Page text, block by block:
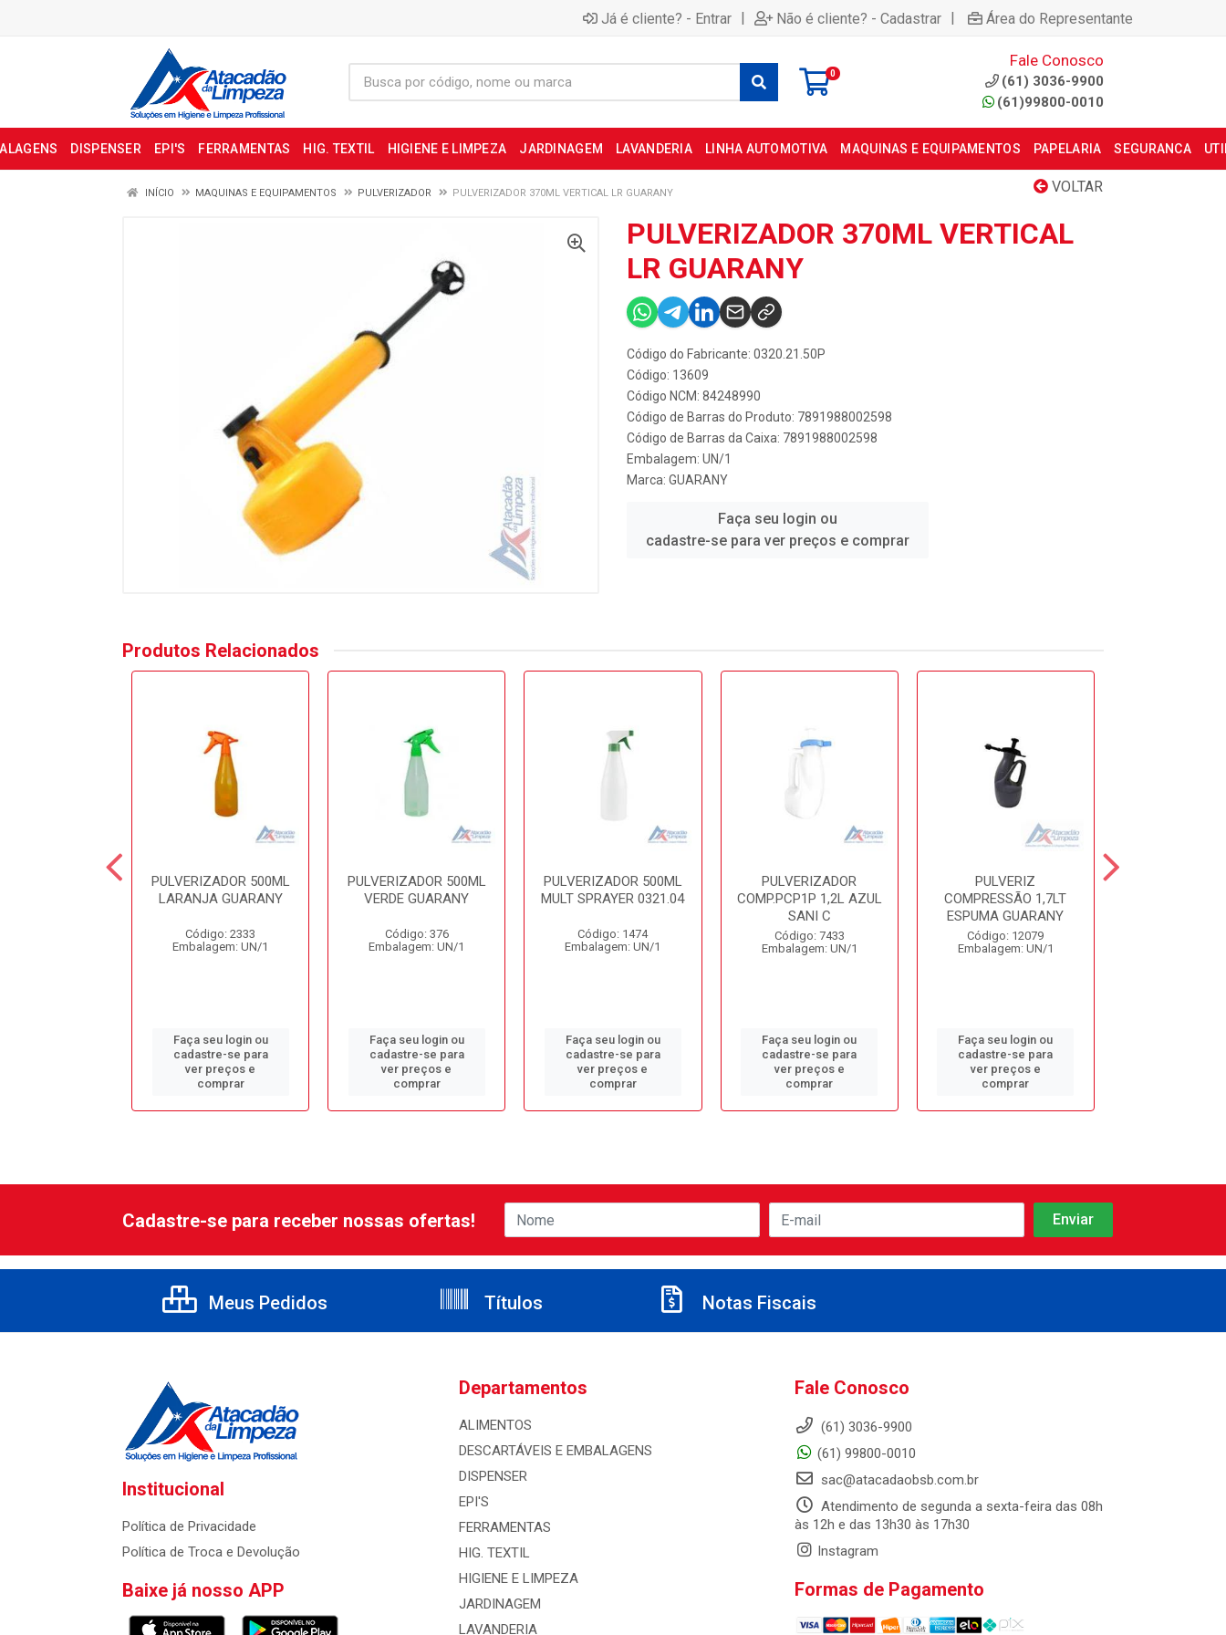
Já é cliente? - Entrar | Não é cliente? - Cadastrar | Área do Representante
0
Fale Conosco
(61) 3036-9900
(61)99800-0010
DISPENSER EPI'S FERRAMENTAS HIG. TEXTIL HIGIENE E LIMPEZA JARDINAGEM LAVANDERIA LINHA AUTOMOTIVA MAQUINAS E EQUIPAMENTOS PAPELARIA SEGURANCA
VOLTAR
INÍCIO MAQUINAS E EQUIPAMENTOS PULVERIZADOR PULVERIZADOR 370ML VERTICAL LR GUARANY
PULVERIZADOR 370ML VERTICAL
LR GUARANY
Código do Fabricante: 0320.21.50P
Código: 13609
Código NCM: 84248990
Código de Barras do Produto: 7891988002598
Código de Barras da Caixa: 7891988002598
Embalagem: UN/1
Marca: GUARANY
Faça seu login ou
cadastre-se para ver preços e comprar
Produtos Relacionados
PULVERIZADOR 500ML
LARANJA GUARANY
Código: 2333
Embalagem: UN/1
Faça seu login ou
cadastre-se para
ver preços e
comprar
PULVERIZADOR 500ML
VERDE GUARANY
Código: 376
Embalagem: UN/1
Faça seu login ou
cadastre-se para
ver preços e
comprar
PULVERIZADOR 500ML
MULT SPRAYER 0321.04
Código: 1474
Embalagem: UN/1
Faça seu login ou
cadastre-se para
ver preços e
comprar
PULVERIZADOR
COMP.PCP1P 1,2L AZUL
SANI C
Código: 7433
Embalagem: UN/1
Faça seu login ou
cadastre-se para
ver preços e
comprar
PULVERIZ
COMPRESSÃO 1,7LT
ESPUMA GUARANY
Código: 12079
Embalagem: UN/1
Faça seu login ou
cadastre-se para
ver preços e
comprar
Cadastre-se para receber nossas ofertas!
Meus Pedidos Títulos Notas Fiscais
Institucional
Política de Privacidade
Política de Troca e Devolução
Baixe já nosso APP
Departamentos
ALIMENTOS
DESCARTÁVEIS E EMBALAGENS
DISPENSER
EPI'S
FERRAMENTAS
HIG. TEXTIL
HIGIENE E LIMPEZA
JARDINAGEM
LAVANDERIA
Fale Conosco
(61) 3036-9900
(61) 99800-0010
sac@atacadaobsb.com.br
Atendimento de segunda a sexta-feira das 08h
às 12h e das 13h30 às 17h30
Instagram
Formas de Pagamento